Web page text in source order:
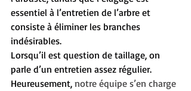
essentiel à l’entretien de l’arbre et
consiste à éliminer les branches
indésirables.
Lorsqu’il est question de taillage, on
parle d’un entretien assez régulier.
Heureusement, notre équipe s’en charge